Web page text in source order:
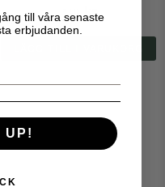
kr
till våra senaste
erbjudanden.
UP!